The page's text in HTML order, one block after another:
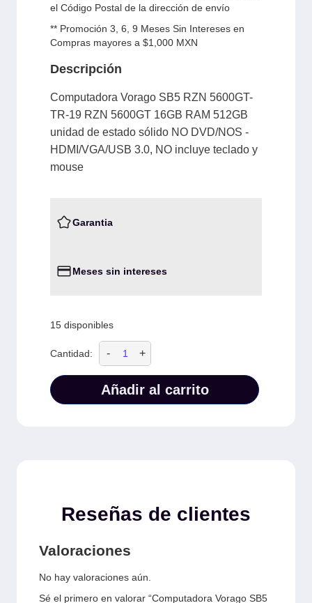
el Código Postal de la dirección de envío
** Promoción 3, 6, 9 Meses Sin Intereses en
Compras mayores a $1,000 MXN
Descripción
Computadora Vorago SB5 RZN 5600GT-
TR-19 RZN 5600GT 16GB RAM 512GB
unidad de estado sólido NO DVD/NOS -
HDMI/VGA/USB 3.0, NO incluye teclado y
mouse
Garantia
Meses sin intereses
15 disponibles
Cantidad: - +
Añadir al carrito
Reseñas de clientes
Valoraciones
No hay valoraciones aún.
Sé el primero en valorar “Computadora Vorago SB5